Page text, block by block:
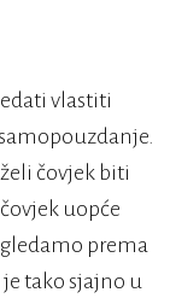
vlastiti
čovjek biti
uopće
prema
je tako sjajno u